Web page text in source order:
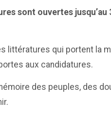
sont ouvertes
littératures qui portent la
aux candidatures.
des peuples, des